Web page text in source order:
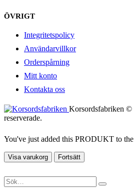
ÖVRIGT
Integritetspolicy
Användarvillkor
Orderspårning
Mitt konto
Kontakta oss
Korsordsfabriken ©
reserverade.
You've just added this PRODUKT to the
Visa varukorg Fortsätt